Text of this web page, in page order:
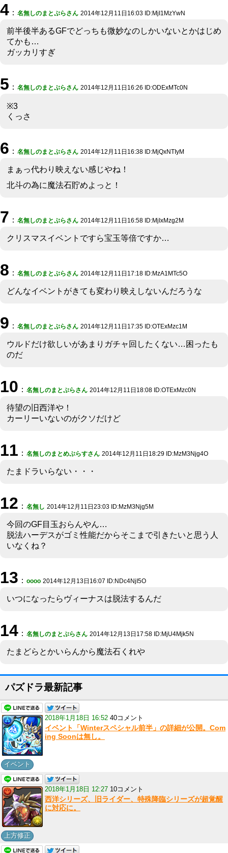
4 ： 名無しのまとぷらさん 2014年12月11日16:03 ID:MjI1MzYwN
前半後半あるGFでどっちも微妙なのしかいないとかはじめ
てかも…
ガッカリすぎ
5 ： 名無しのまとぷらさん 2014年12月11日16:26 ID:ODExMTc0N
※3
くっさ
6 ： 名無しのまとぷらさん 2014年12月11日16:38 ID:MjQxNTIyM
まぁっ代わり映えない感じやね！
北斗の為に魔法石貯めよっと！
7 ： 名無しのまとぷらさん 2014年12月11日16:58 ID:MjIxMzg2M
クリスマスイベントですら宝玉等倍ですか…
8 ： 名無しのまとぷらさん 2014年12月11日17:18 ID:MzA1MTc5O
どんなイベントがきても変わり映えしないんだろうな
9 ： 名無しのまとぷらさん 2014年12月11日17:35 ID:OTExMzc1M
ウルドだけ欲しいがあまりガチャ回したくない…困ったも
のだ
10 ： 名無しのまとぷらさん 2014年12月11日18:08 ID:OTExMzc0N
待望の旧西洋や！
カーリーいないのがクソだけど
11 ： 名無しのまとめぷらすさん 2014年12月11日18:29 ID:MzM3Njg4O
たまドラいらない・・・
12 ： 名無し 2014年12月11日23:03 ID:MzM3Njg5M
今回のGF目玉おらんやん…
脱法ハーデスがゴミ性能だからそこまで引きたいと思う人
いなくね？
13 ： oooo 2014年12月13日16:07 ID:NDc4NjI5O
いつになったらヴィーナスは脱法するんだ
14 ： 名無しのまとぷらさん 2014年12月13日17:58 ID:MjU4Mjk5N
たまどらとかいらんから魔法石くれや
パズドラ最新記事
2018年1月18日 16:52 40コメント
イベント「Winterスペシャル前半」の詳細が公開。Com
ing Soonは無し。
イベント
2018年1月18日 12:27 10コメント
西洋シリーズ、旧ライダー、特殊降臨シリーズが超覚醒
に対応に。
上方修正